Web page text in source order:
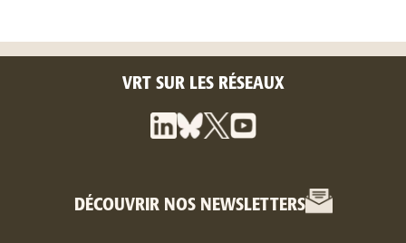
VRT SUR LES RÉSEAUX
DÉCOUVRIR NOS NEWSLETTERS